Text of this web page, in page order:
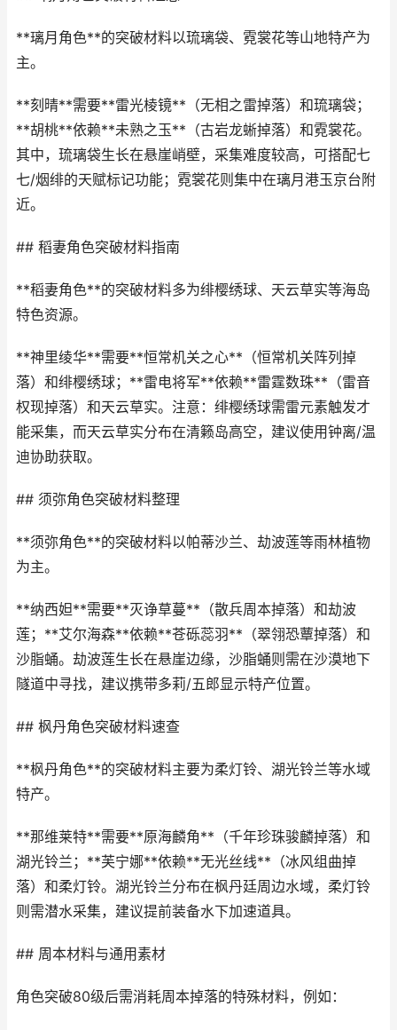
**璃月角色**的突破材料以琉璃袋、霓裳花等山地特产为
主。
**刻晴**需要**雷光棱镜**（无相之雷掉落）和琉璃袋；
**胡桃**依赖**未熟之玉**（古岩龙蜥掉落）和霓裳花。
其中，琉璃袋生长在悬崖峭壁，采集难度较高，可搭配七
七/烟绯的天赋标记功能；霓裳花则集中在璃月港玉京台附
近。
## 稻妻角色突破材料指南
**稻妻角色**的突破材料多为绯樱绣球、天云草实等海岛
特色资源。
**神里绫华**需要**恒常机关之心**（恒常机关阵列掉
落）和绯樱绣球；**雷电将军**依赖**雷霆数珠**（雷音
权现掉落）和天云草实。注意：绯樱绣球需雷元素触发才
能采集，而天云草实分布在清籁岛高空，建议使用钟离/温
迪协助获取。
## 须弥角色突破材料整理
**须弥角色**的突破材料以帕蒂沙兰、劫波莲等雨林植物
为主。
**纳西妲**需要**灭诤草蔓**（散兵周本掉落）和劫波
莲；**艾尔海森**依赖**苍砾蕊羽**（翠翎恐蕈掉落）和
沙脂蛹。劫波莲生长在悬崖边缘，沙脂蛹则需在沙漠地下
隧道中寻找，建议携带多莉/五郎显示特产位置。
## 枫丹角色突破材料速查
**枫丹角色**的突破材料主要为柔灯铃、湖光铃兰等水域
特产。
**那维莱特**需要**原海麟角**（千年珍珠骏麟掉落）和
湖光铃兰；**芙宁娜**依赖**无光丝线**（冰风组曲掉
落）和柔灯铃。湖光铃兰分布在枫丹廷周边水域，柔灯铃
则需潜水采集，建议提前装备水下加速道具。
## 周本材料与通用素材
角色突破80级后需消耗周本掉落的特殊材料，例如：